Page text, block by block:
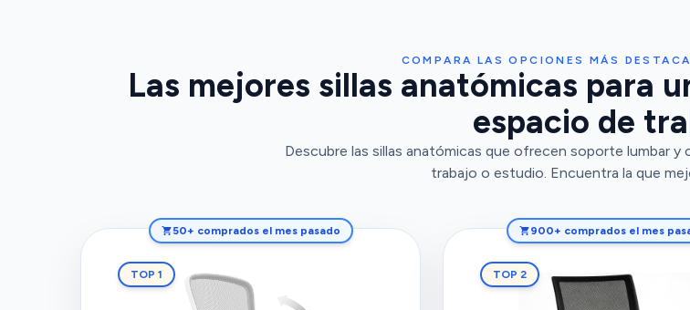
COMPARA LAS OPCIONES MÁS
Las mejores sillas anatómicas para
espacio de
Descubre las sillas anatómicas que ofrecen soporte lumbar y
trabajo o estudio. Encuentra la que
50+ comprados el mes pasado
TOP 1
900+ comprados el mes
TOP 2